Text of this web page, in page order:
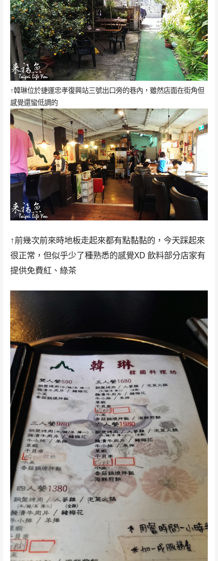
↑韓琳位於捷運忠孝復興站三號出口旁的巷內，雖然店面在街角但
感覺還蠻低調的
↑前幾次前來時地板走起來都有點黏黏的，今天踩起來
很正常，但似乎少了種熟悉的感覺XD 飲料部分店家有
提供免費紅、綠茶